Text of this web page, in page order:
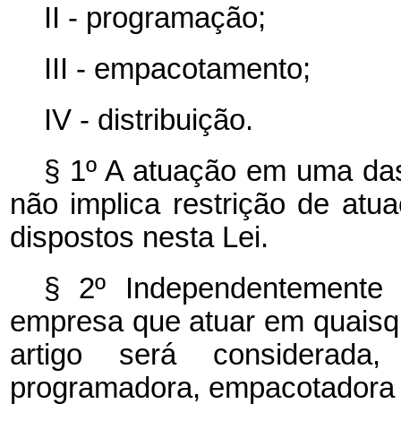
II - programação;
III - empacotamento;
IV - distribuição.
§ 1º A atuação em uma
não implica restrição de
dispostos nesta Lei.
§ 2º
empresa que atuar em
artigo será
programadora,